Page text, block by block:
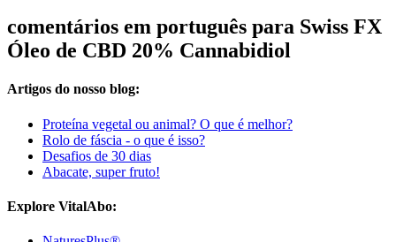
comentários em português para Swiss FX
Óleo de CBD 20% Cannabidiol
Artigos do nosso blog:
Proteína vegetal ou animal? O que é melhor?
Rolo de fáscia - o que é isso?
Desafios de 30 dias
Abacate, super fruto!
Explore VitalAbo: